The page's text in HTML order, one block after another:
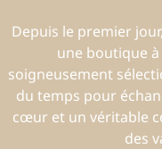
Depuis le premier
une boutique
soigneusement
du temps pour
cœur et un véritable
des